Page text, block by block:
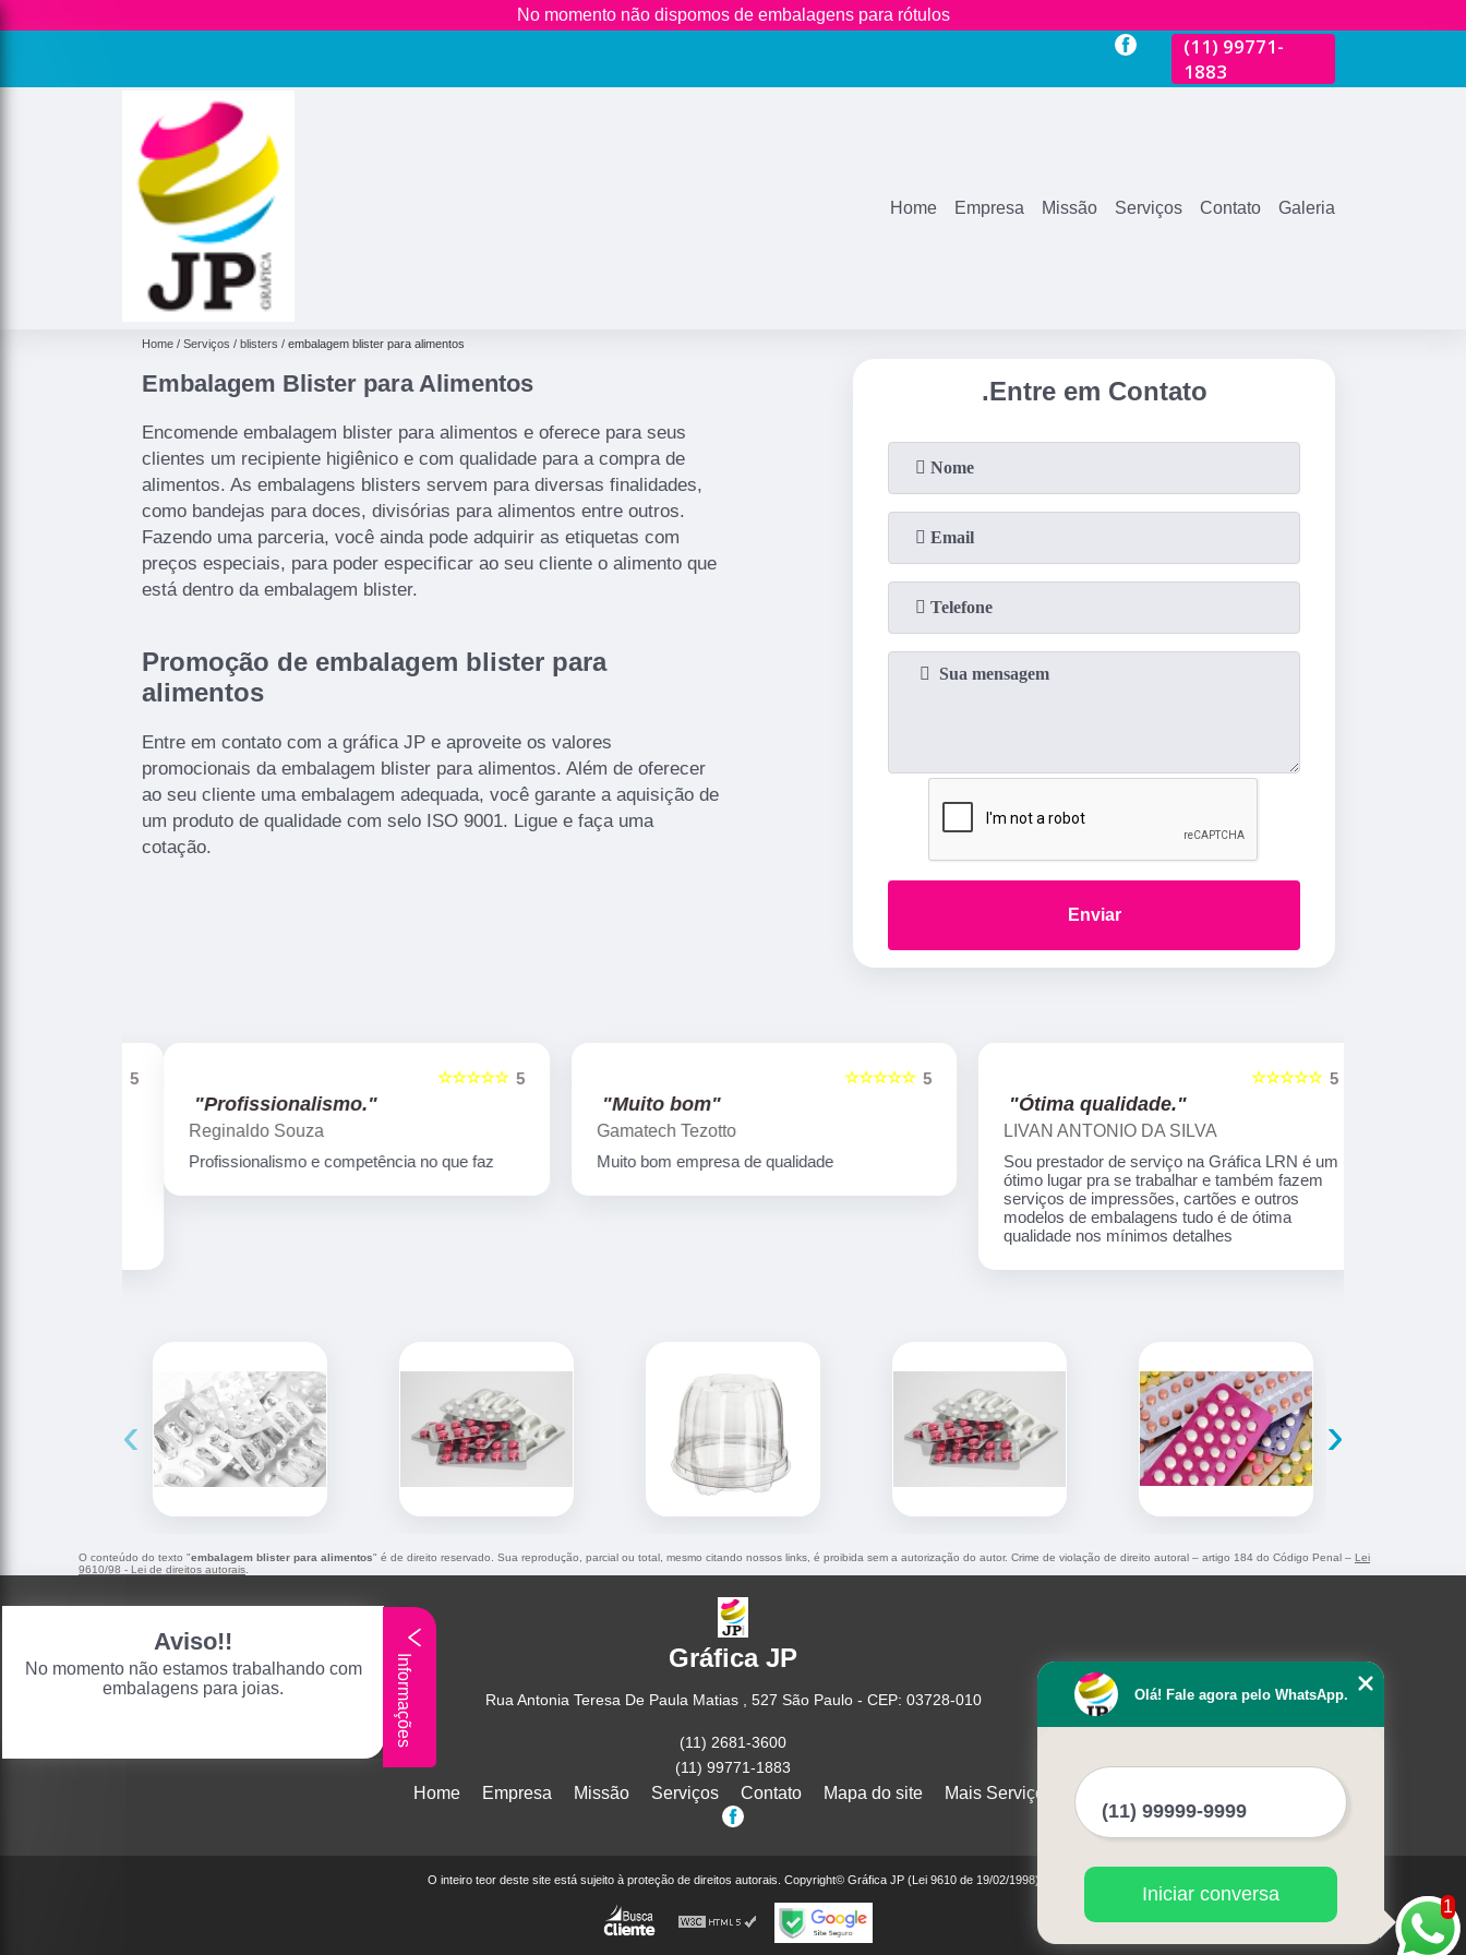
No momento não dispomos de embalagens para rótulos
2681-3600 (11) 99771-
1883
Home Empresa Missão Serviços Contato Galeria
Home Serviços blisters embalagem blister para alimentos
Embalagem Blister para Alimentos
Encomende embalagem blister para alimentos e oferece para seus
clientes um recipiente higiênico e com qualidade para a compra de
alimentos. As embalagens blisters servem para diversas finalidades,
como bandejas para doces, divisórias para alimentos entre outros.
Fazendo uma parceria, você ainda pode adquirir as etiquetas com
preços especiais, para poder especificar ao seu cliente o alimento que
está dentro da embalagem blister.
Promoção de embalagem blister para
alimentos
Entre em contato com a gráfica JP e aproveite os valores
promocionais da embalagem blister para alimentos. Além de oferecer
ao seu cliente uma embalagem adequada, você garante a aquisição de
um produto de qualidade com selo ISO 9001. Ligue e faça uma
cotação.
.Entre em Contato
Enviar
5
☆☆☆☆☆
"Profissionalismo."
Reginaldo Souza
Profissionalismo e competência no que faz
5
☆☆☆☆☆
"Muito bom"
Gamatech Tezotto
Muito bom empresa de qualidade
5
☆☆☆☆☆
"Ótima qualidade."
LIVAN ANTONIO DA SILVA
Sou prestador de serviço na Gráfica LRN é um
ótimo lugar pra se trabalhar e também fazem
serviços de impressões, cartões e outros
modelos de embalagens tudo é de ótima
qualidade nos mínimos detalhes
‹ ›
O conteúdo do texto "embalagem blister para alimentos" é de direito reservado. Sua reprodução, parcial ou total, mesmo citando nossos links, é proibida sem a autorização do autor. Crime de violação de direito autoral – artigo 184 do Código Penal – Lei
9610/98 - Lei de direitos autorais.
Gráfica JP
Rua Antonia Teresa De Paula Matias , 527 São Paulo - CEP: 03728-010
(11) 2681-3600
(11) 99771-1883
Home Empresa Missão Serviços Contato Mapa do site Mais Serviços
O inteiro teor deste site está sujeito à proteção de direitos autorais. Copyright© Gráfica JP (Lei 9610 de 19/02/1998)
1
Olá! Fale agora pelo WhatsApp.
Iniciar conversa
Aviso!!
No momento não estamos trabalhando com
embalagens para joias.
Informações